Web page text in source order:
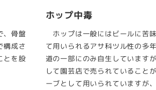
、骨盤
構成さ
とを股
ホップ中毒
ホップは一般にはビールに苦
て用いられるアサ科ツル性の多
道の一部にのみ自生しています
して園芸店で売られていること
ーブとして用いられていますが